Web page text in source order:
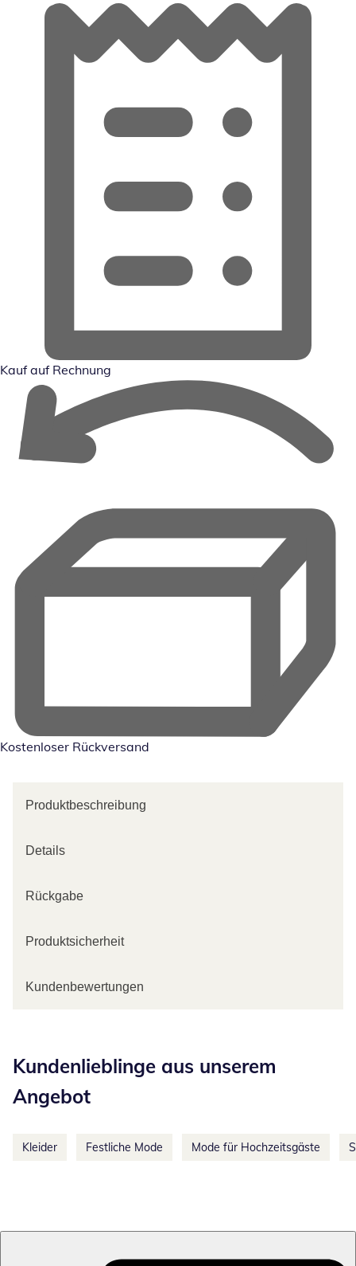
Kauf auf Rechnung
Kostenloser Rückversand
Produktbeschreibung
Details
Rückgabe
Produktsicherheit
Kundenbewertungen
Kundenlieblinge aus unserem
Angebot
Kleider Festliche Mode Mode für Hochzeitsgäste